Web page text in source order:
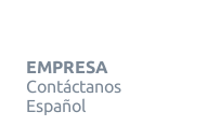
EMPRESA
Contáctanos
Español